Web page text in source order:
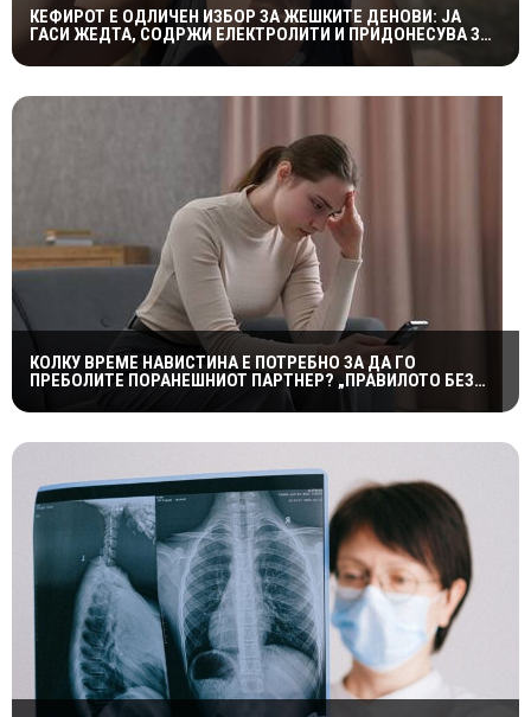
КЕФИРОТ Е ОДЛИЧЕН ИЗБОР ЗА ЖЕШКИТЕ ДЕНОВИ: ЈА
ГАСИ ЖЕДТА, СОДРЖИ ЕЛЕКТРОЛИТИ И ПРИДОНЕСУВА ЗА
ЗДРАВА ДИГЕСТИЈА
КОЛКУ ВРЕМЕ НАВИСТИНА Е ПОТРЕБНО ЗА ДА ГО
ПРЕБОЛИТЕ ПОРАНЕШНИОТ ПАРТНЕР? „ПРАВИЛОТО БЕЗ
КОНТАКТ“ НЕ Е МАГИЧНА ФОРМУЛА